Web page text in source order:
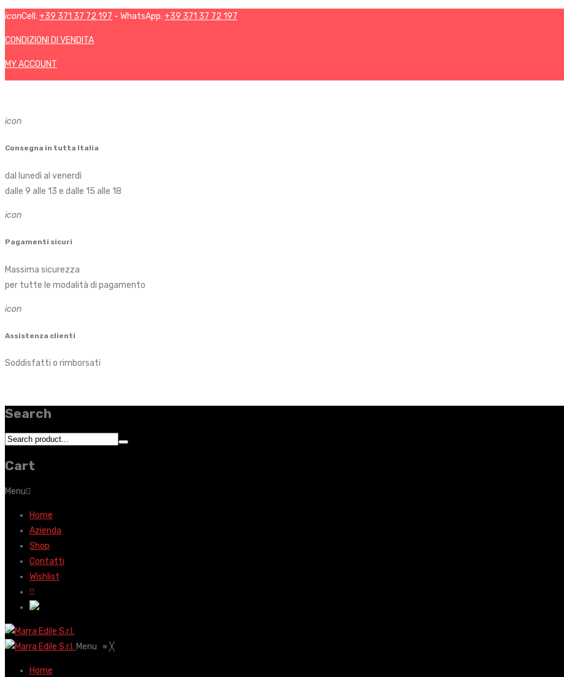
iconCell. +39 371 37 72 197 - WhatsApp. +39 371 37 72 197
CONDIZIONI DI VENDITA
MY ACCOUNT
icon
Consegna in tutta Italia
dal lunedì al venerdì
dalle 9 alle 13 e dalle 15 alle 18
icon
Pagamenti sicuri
Massima sicurezza
per tutte le modalità di pagamento
icon
Assistenza clienti
Soddisfatti o rimborsati
Search
Cart
Menu
Home
Azienda
Shop
Contatti
Wishlist
Menu ≡╳
Home